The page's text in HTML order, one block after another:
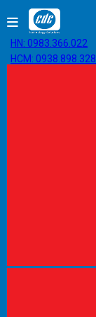
HN: 0983.366.022
HCM: 0938.898.328